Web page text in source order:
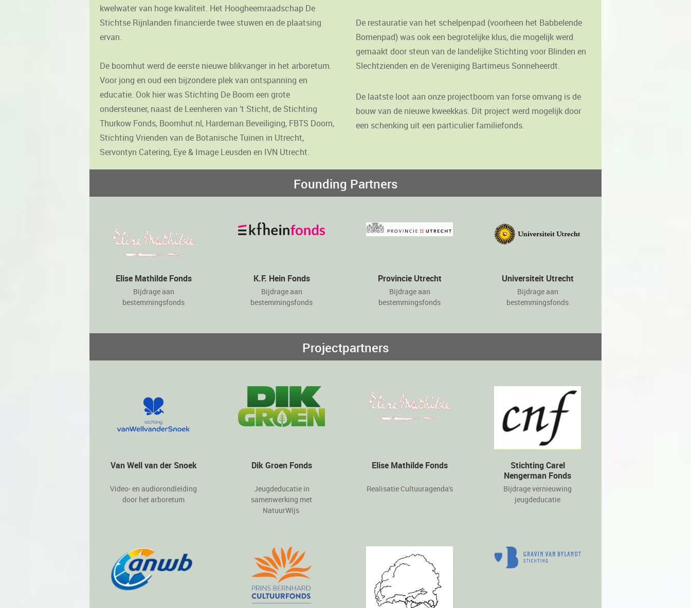
kwelwater van hoge kwaliteit. Het Hoogheemraadschap De
Stichtse Rijnlanden financierde twee stuwen en de plaatsing
ervan.
De boomhut werd de eerste nieuwe blikvanger in het arboretum.
Voor jong en oud een bijzondere plek van ontspanning en
educatie. Ook hier was Stichting De Boom een grote
ondersteuner, naast de Leenheren van ’t Sticht, de Stichting
Thurkow Fonds, Boomhut.nl, Hardeman Beveiliging, FBTS Doorn,
Stichting Vrienden van de Botanische Tuinen in Utrecht,
Servontyn Catering, Eye & Image Leusden en IVN Utrecht.
De restauratie van het schelpenpad (voorheen het Babbelende
Bomenpad) was ook een begrotelijke klus, die mogelijk werd
gemaakt door steun van de landelijke Stichting voor Blinden en
Slechtzienden en de Vereniging Bartimeus Sonneheerdt.
De laatste loot aan onze projectboom van forse omvang is de
bouw van de nieuwe kweekkas. Dit project werd mogelijk door
een schenking uit een particulier familiefonds.
Founding Partners
Elise Mathilde Fonds
Bijdrage aan
bestemmingsfonds
K.F. Hein Fonds
Bijdrage aan
bestemmingsfonds
Provincie Utrecht
Bijdrage aan
bestemmingsfonds
Universiteit Utrecht
Bijdrage aan
bestemmingsfonds
Projectpartners
Van Well van der Snoek
Video- en audiorondleiding
door het arboretum
Dik Groen Fonds
Jeugdeducatie in
samenwerking met
NatuurWijs
Elise Mathilde Fonds
Realisatie Cultuuragenda's
Stichting Carel
Nengerman Fonds
Bijdrage vernieuwing
jeugdeducatie